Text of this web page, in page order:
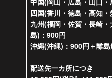
中国(岡山・広島・山口
四国(香川・徳島・高知
九州(福岡・佐賀・長崎
島)：900円
沖縄(沖縄)：900円＋離
配送先一カ所につき